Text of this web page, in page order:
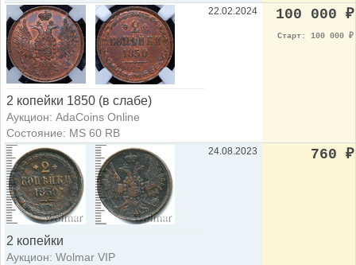
2 копейки 1850 (в слабе)
Аукцион: AdaCoins Online
Состояние: MS 60 RB
22.02.2024 100 000 ₽
Старт: 100 000 ₽
2 копейки
Аукцион: Wolmar VIP
24.08.2023 760 ₽